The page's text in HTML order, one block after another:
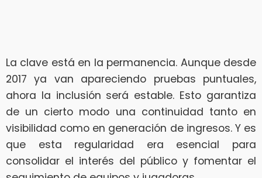
La clave está en la permanencia. Aunque desde
2017 ya van apareciendo pruebas puntuales,
ahora la inclusión será estable. Esto garantiza
de un cierto modo una continuidad tanto en
visibilidad como en generación de ingresos. Y es
que esta regularidad era esencial para
consolidar el interés del público y fomentar el